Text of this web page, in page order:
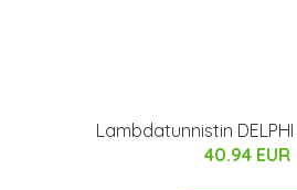
Lambdatunnistin DELPHI
40.94 EUR